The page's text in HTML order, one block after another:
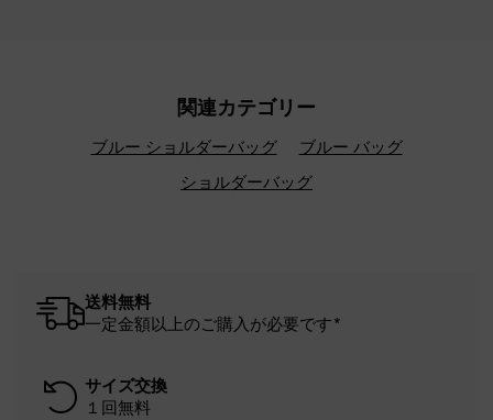
関連カテゴリー
ブルー ショルダーバッグ
ブルー バッグ
ショルダーバッグ
送料無料
一定金額以上のご購入が必要です*
サイズ交換
１回無料